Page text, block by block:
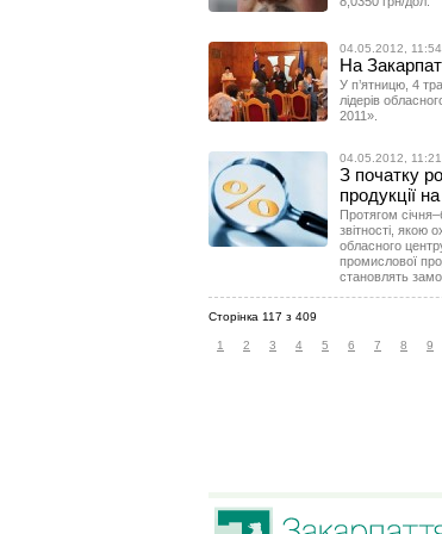
04.05.2012, 11:54
На
У п’ятницю, 4
лідерів
2011».
04.05.2012, 11:21
З початку
продукції
Протягом
звітності, якою
обласного
промислової
становлять
Сторінка 117 з 409
1 2 3 4 5 6 7 8 9